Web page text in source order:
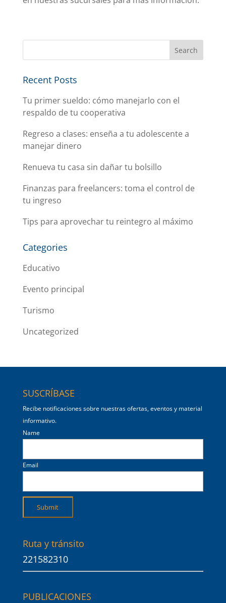
Recent Posts
Tu primer sueldo: cómo manejarlo con el
respaldo de tu cooperativa
Regreso a clases: enseña a tu adolescente a
manejar dinero
Renueva tu casa sin dañar tu bolsillo
Finanzas para freelancers: toma el control de
tu ingreso
Tips para aprovechar tu reintegro al máximo
Categories
Educativo
Evento principal
Turismo
Uncategorized
SUSCRÍBASE
Recibe notificaciones sobre nuestras ofertas, eventos y material
informativo.
Name
Email
Ruta y tránsito
221582310
PUBLICACIONES